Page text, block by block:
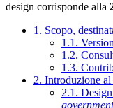
design corrisponde alla
1. Scopo,
1.1.
1.2.
1.3.
2. Introduzione
2.1.
government